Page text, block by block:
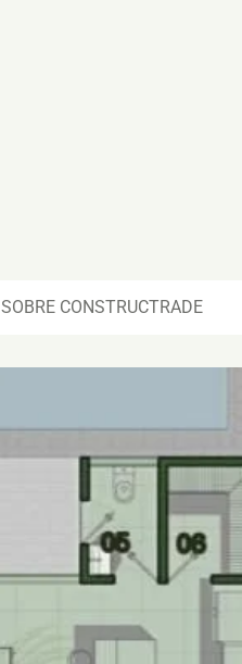
SOBRE CONSTRUCTRADE